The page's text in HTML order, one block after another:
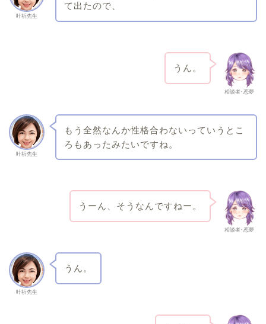
叶祈先生
て出たので、
相談者･恋夢
うん。
叶祈先生
もう全然なんか性格合わないっていうとこ
ろもあったみたいですね。
相談者･恋夢
うーん、そうなんですねー。
叶祈先生
うん。